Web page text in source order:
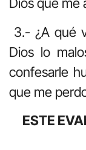
Dios que me
3.- ¿A qué
Dios lo
confesarle
que me
ESTE